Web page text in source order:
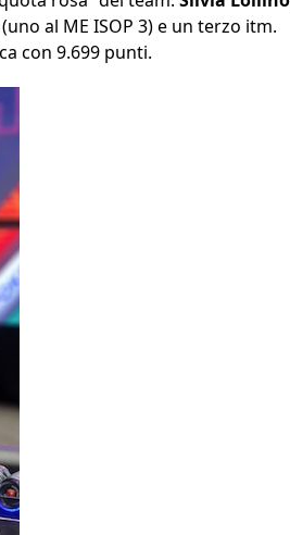
al ME ISOP 3) e un terzo itm.
con 9.699 punti.